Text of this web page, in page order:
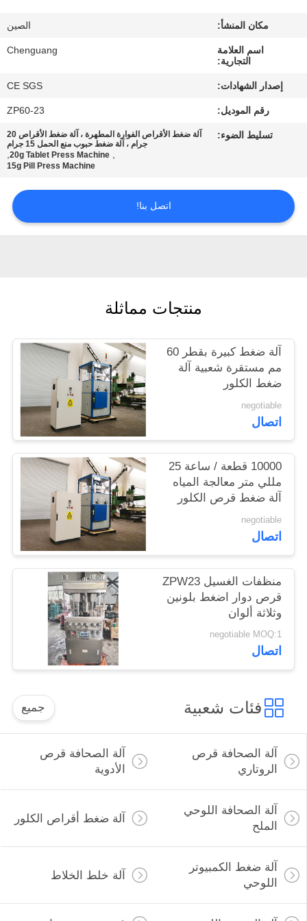
مراقبة
الجودة
حالات
الموقع
PRIVACY
POLICY
مكان المنشأ: الصين
اسم العلامة
التجارية:
Chenguang
إصدار الشهادات: CE SGS
رقم الموديل: ZP60-23
تسليط الضوء:
آلة ضغط الأقراص الفوارة المطهرة ، آلة ضغط الأقراص 20
جرام ، آلة ضغط حبوب منع الحمل 15 جرام
,
20g Tablet Press Machine
,
15g Pill Press Machine
اتصل بنا!
منتجات مماثلة
آلة ضغط كبيرة بقطر 60
مم مستقرة شعبية آلة
ضغط الكلور
negotiable
اتصال
10000 قطعة / ساعة 25
مللي متر معالجة المياه
آلة ضغط قرص الكلور
negotiable
اتصال
منظفات الغسيل ZPW23
قرص دوار اضغط بلونين
وثلاثة ألوان
negotiable MOQ:1
اتصال
فئات شعبية جميع
آلة الصحافة قرص
الروتاري
آلة الصحافة قرص
الأدوية
آلة الصحافة اللوحي
الملح
آلة ضغط أقراص الكلور
آلة ضغط الكمبيوتر
اللوحي
آلة خلط الخلاط